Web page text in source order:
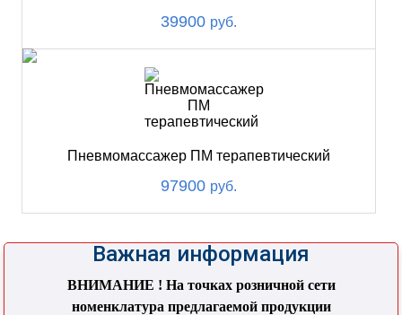
39900 руб.
Пневмомассажер ПМ терапевтический
97900 руб.
Важная информация
ВНИМАНИЕ ! На точках розничной сети
номенклатура предлагаемой продукции